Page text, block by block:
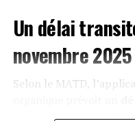
Un délai
novembre
Selon le MATD,
(6) mois, allant du25